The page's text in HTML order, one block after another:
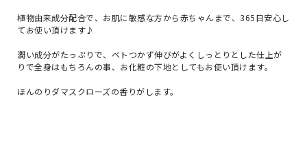
植物由来成分配合で、お肌に敏感な方から赤ちゃんまで、365日安心し
てお使い頂けます♪
潤い成分がたっぷりで、ベトつかず伸びがよくしっとりとした仕上が
りで全身はもちろんの事、お化粧の下地としてもお使い頂けます。
ほんのりダマスクローズの香りがします。